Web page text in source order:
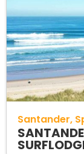
Santander